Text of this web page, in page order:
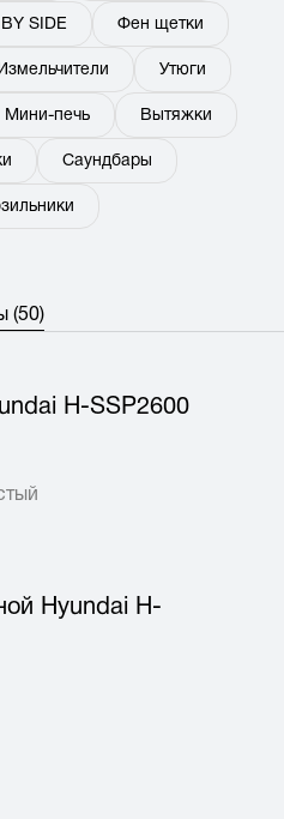
SIDE Фен щетки
Измельчители Утюги
Мини-печь Вытяжки
Саундбары
(50)
H-SSP2600
Hyundai H-